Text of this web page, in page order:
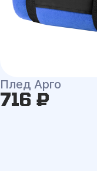
Плед Арго
716 ₽